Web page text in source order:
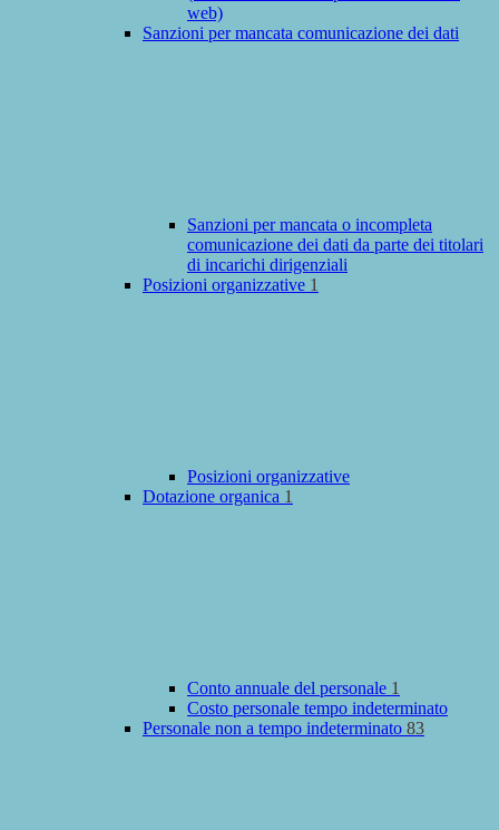
web)
Sanzioni per mancata comunicazione dei dati
Sanzioni per mancata o incompleta
comunicazione dei dati da parte dei titolari
di incarichi dirigenziali
Posizioni organizzative 1
Posizioni organizzative
Dotazione organica 1
Conto annuale del personale 1
Costo personale tempo indeterminato
Personale non a tempo indeterminato 83